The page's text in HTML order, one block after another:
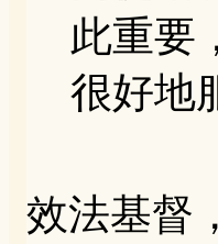
此重要
很好地
效法基督